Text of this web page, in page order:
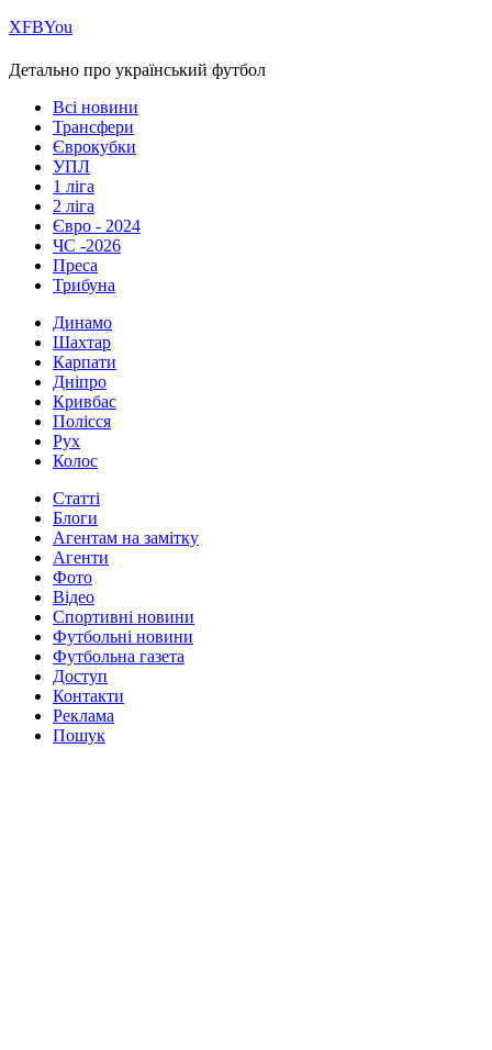
ХFBYou
Детально про український футбол
Всі новини
Трансфери
Єврокубки
УПЛ
1 ліга
2 ліга
Євро - 2024
ЧС -2026
Преса
Трибуна
Динамо
Шахтар
Карпати
Дніпро
Кривбас
Полісся
Рух
Колос
Статті
Блоги
Агентам на замітку
Агенти
Фото
Відео
Спортивні новини
Футбольні новини
Футбольна газета
Доступ
Контакти
Реклама
Пошук